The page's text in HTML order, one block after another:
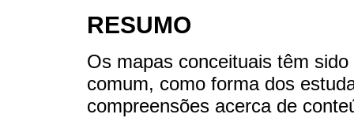
RESUMO
Os mapas conceituais têm
comum, como forma dos
compreensões acerca de